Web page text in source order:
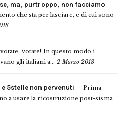
ma, purtroppo, non facciamo
che sta per lasciare, e di cui sono
votate! In questo modo i
gli italiani a... 2 Marzo 2018
5stelle non pervenuti
Prima
a usare la ricostruzione post-sisma